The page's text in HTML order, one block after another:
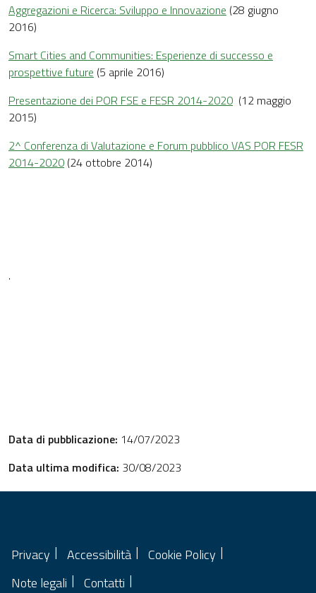
Aggregazioni e Ricerca: Sviluppo e Innovazione (28 giugno
2016)
Smart Cities and Communities: Esperienze di successo e
prospettive future (5 aprile 2016)
Presentazione dei POR FSE e FESR 2014-2020 (12 maggio
2015)
2^ Conferenza di Valutazione e Forum pubblico VAS POR FESR
2014-2020 (24 ottobre 2014)
.
Data di pubblicazione: 14/07/2023
Data ultima modifica: 30/08/2023
Privacy Accessibilità
Cookie Policy
Note legali
Contatti